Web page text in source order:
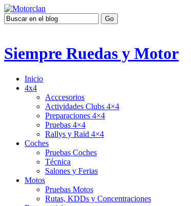
Siempre Ruedas y Motor
Inicio
4x4
Acccesorios
Actividades Clubs 4×4
Preparaciones 4×4
Pruebas 4×4
Rallys y Raid 4×4
Coches
Pruebas Coches
Técnica
Salones y Ferias
Motos
Pruebas Motos
Rutas, KDDs y Concentraciones